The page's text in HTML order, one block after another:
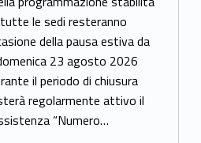
ai
l
ar
e
tutte le sedi resteranno
della pausa estiva da
23 agosto 2026
il periodo di chiusura
regolarmente attivo il
“Numero…